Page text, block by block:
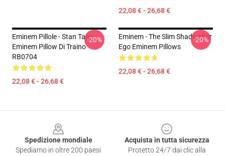
22,08 € - 26,68 €
Eminem Pillole - Stan Tape
Eminem Pillow Di Traino
RB0704
22,08 € - 26,68 €
-20%
Eminem - The Slim Shady Alter
Ego Eminem Pillows
22,08 € - 26,68 €
-20%
Spedizione mondiale
Spediamo in oltre 200 paesi
Acquista in tutta sicurezza
Protetto 24/7 dai clic alla